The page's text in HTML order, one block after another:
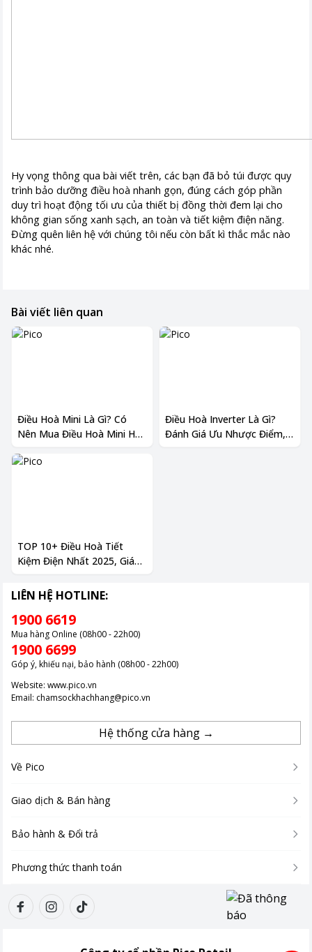
Hy vọng thông qua bài viết trên, các bạn đã bỏ túi được quy
trình bảo dưỡng điều hoà nhanh gọn, đúng cách góp phần
duy trì hoạt động tối ưu của thiết bị đồng thời đem lại cho
không gian sống xanh sạch, an toàn và tiết kiệm điện năng.
Đừng quên liên hệ với chúng tôi nếu còn bất kì thắc mắc nào
khác nhé.
Bài viết liên quan
Điều Hoà Mini Là Gì? Có
Nên Mua Điều Hoà Mini Hay
Điều Hoà Inverter Là Gì?
Đánh Giá Ưu Nhược Điểm,
TOP 10+ Điều Hoà Tiết
Kiệm Điện Nhất 2025, Giá
LIÊN HỆ HOTLINE:
1900 6619
Mua hàng Online (08h00 - 22h00)
1900 6699
Góp ý, khiếu nại, bảo hành (08h00 - 22h00)
Website: www.pico.vn
Email: chamsockhachhang@pico.vn
Hệ thống cửa hàng →
Về Pico
Giao dịch & Bán hàng
Bảo hành & Đổi trả
Phương thức thanh toán